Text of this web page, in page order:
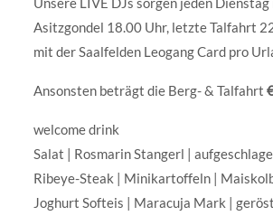
Asitzgondel 18.00 Uhr, letzte Talfahrt
mit der Saalfelden Leogang Card pro
Ansonsten beträgt die Berg- & Talfahrt
welcome drink
Salat | Rosmarin Stangerl |
Ribeye-Steak | Minikartoffeln |
Joghurt Softeis | Maracuja Mark |